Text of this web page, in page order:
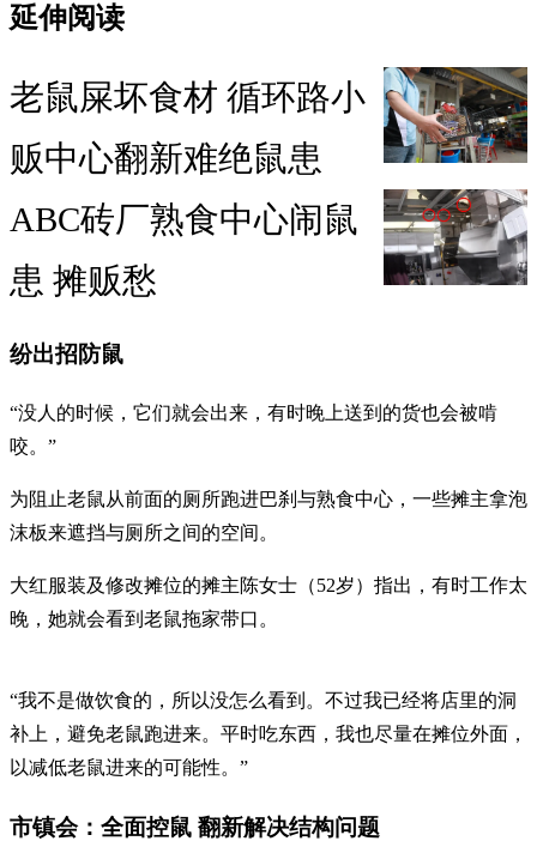
延伸阅读
老鼠屎坏食材 循环路小
贩中心翻新难绝鼠患
ABC砖厂熟食中心闹鼠
患 摊贩愁
纷出招防鼠
“没人的时候，它们就会出来，有时晚上送到的货也会被啃
咬。”
为阻止老鼠从前面的厕所跑进巴刹与熟食中心，一些摊主拿泡
沫板来遮挡与厕所之间的空间。
大红服装及修改摊位的摊主陈女士（52岁）指出，有时工作太
晚，她就会看到老鼠拖家带口。
“我不是做饮食的，所以没怎么看到。不过我已经将店里的洞
补上，避免老鼠跑进来。平时吃东西，我也尽量在摊位外面，
以减低老鼠进来的可能性。”
市镇会：全面控鼠 翻新解决结构问题